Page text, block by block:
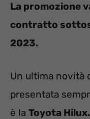
La promozione
contratto
2023.
Un ultima novità
presentata
è la Toyota Hilux.